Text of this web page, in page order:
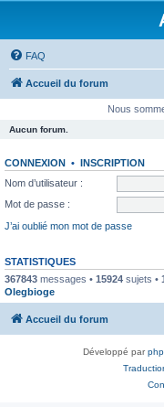
FAQ
Accueil du forum
Nous
Aucun forum.
CONNEXION • INSCRIPTION
Nom d’utilisateur :
Mot de passe :
J’ai oublié mon mot de passe
STATISTIQUES
367843 messages • 15924 sujets •
Olegbioge
Accueil du forum
Développé par